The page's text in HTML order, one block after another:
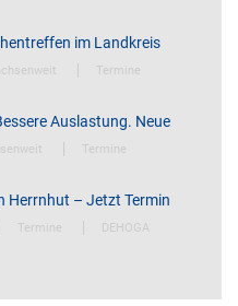
im Landkreis
Termine
Auslastung. Neue
Termine
Herrnhut – Jetzt Termin
Termine
DEHOGA